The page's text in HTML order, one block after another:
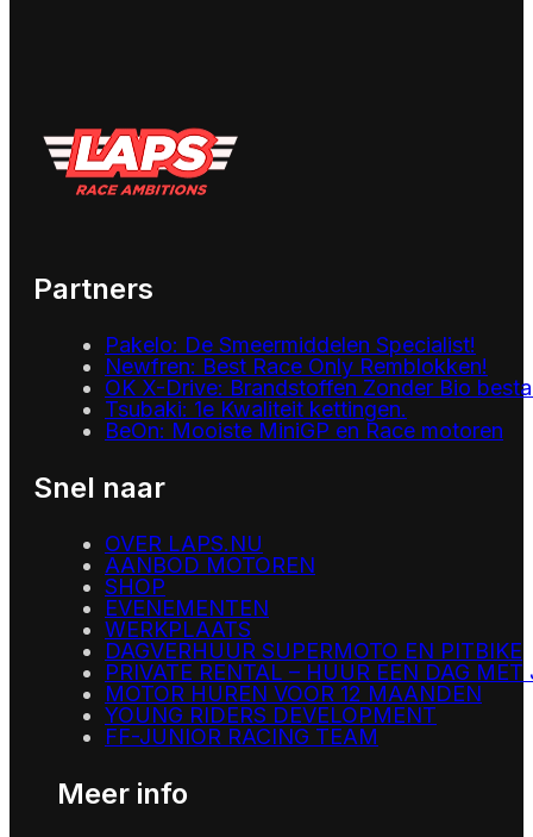
Partners
Pakelo: De Smeermiddelen Specialist!
Newfren: Best Race Only Remblokken!
OK X-Drive: Brandstoffen Zonder Bio
Tsubaki: 1e Kwaliteit kettingen.
BeOn: Mooiste MiniGP en Race motoren
Snel naar
OVER LAPS.NU
AANBOD MOTOREN
SHOP
EVENEMENTEN
WERKPLAATS
DAGVERHUUR SUPERMOTO EN PITBIKE
PRIVATE RENTAL – HUUR EEN DAG MET
MOTOR HUREN VOOR 12 MAANDEN
YOUNG RIDERS DEVELOPMENT
FF-JUNIOR RACING TEAM
Meer info